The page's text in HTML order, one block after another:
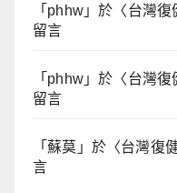
「 phhw 」於〈台灣復
留言
「 phhw 」於〈台灣復
留言
「蘇莫 」於〈台灣復
言